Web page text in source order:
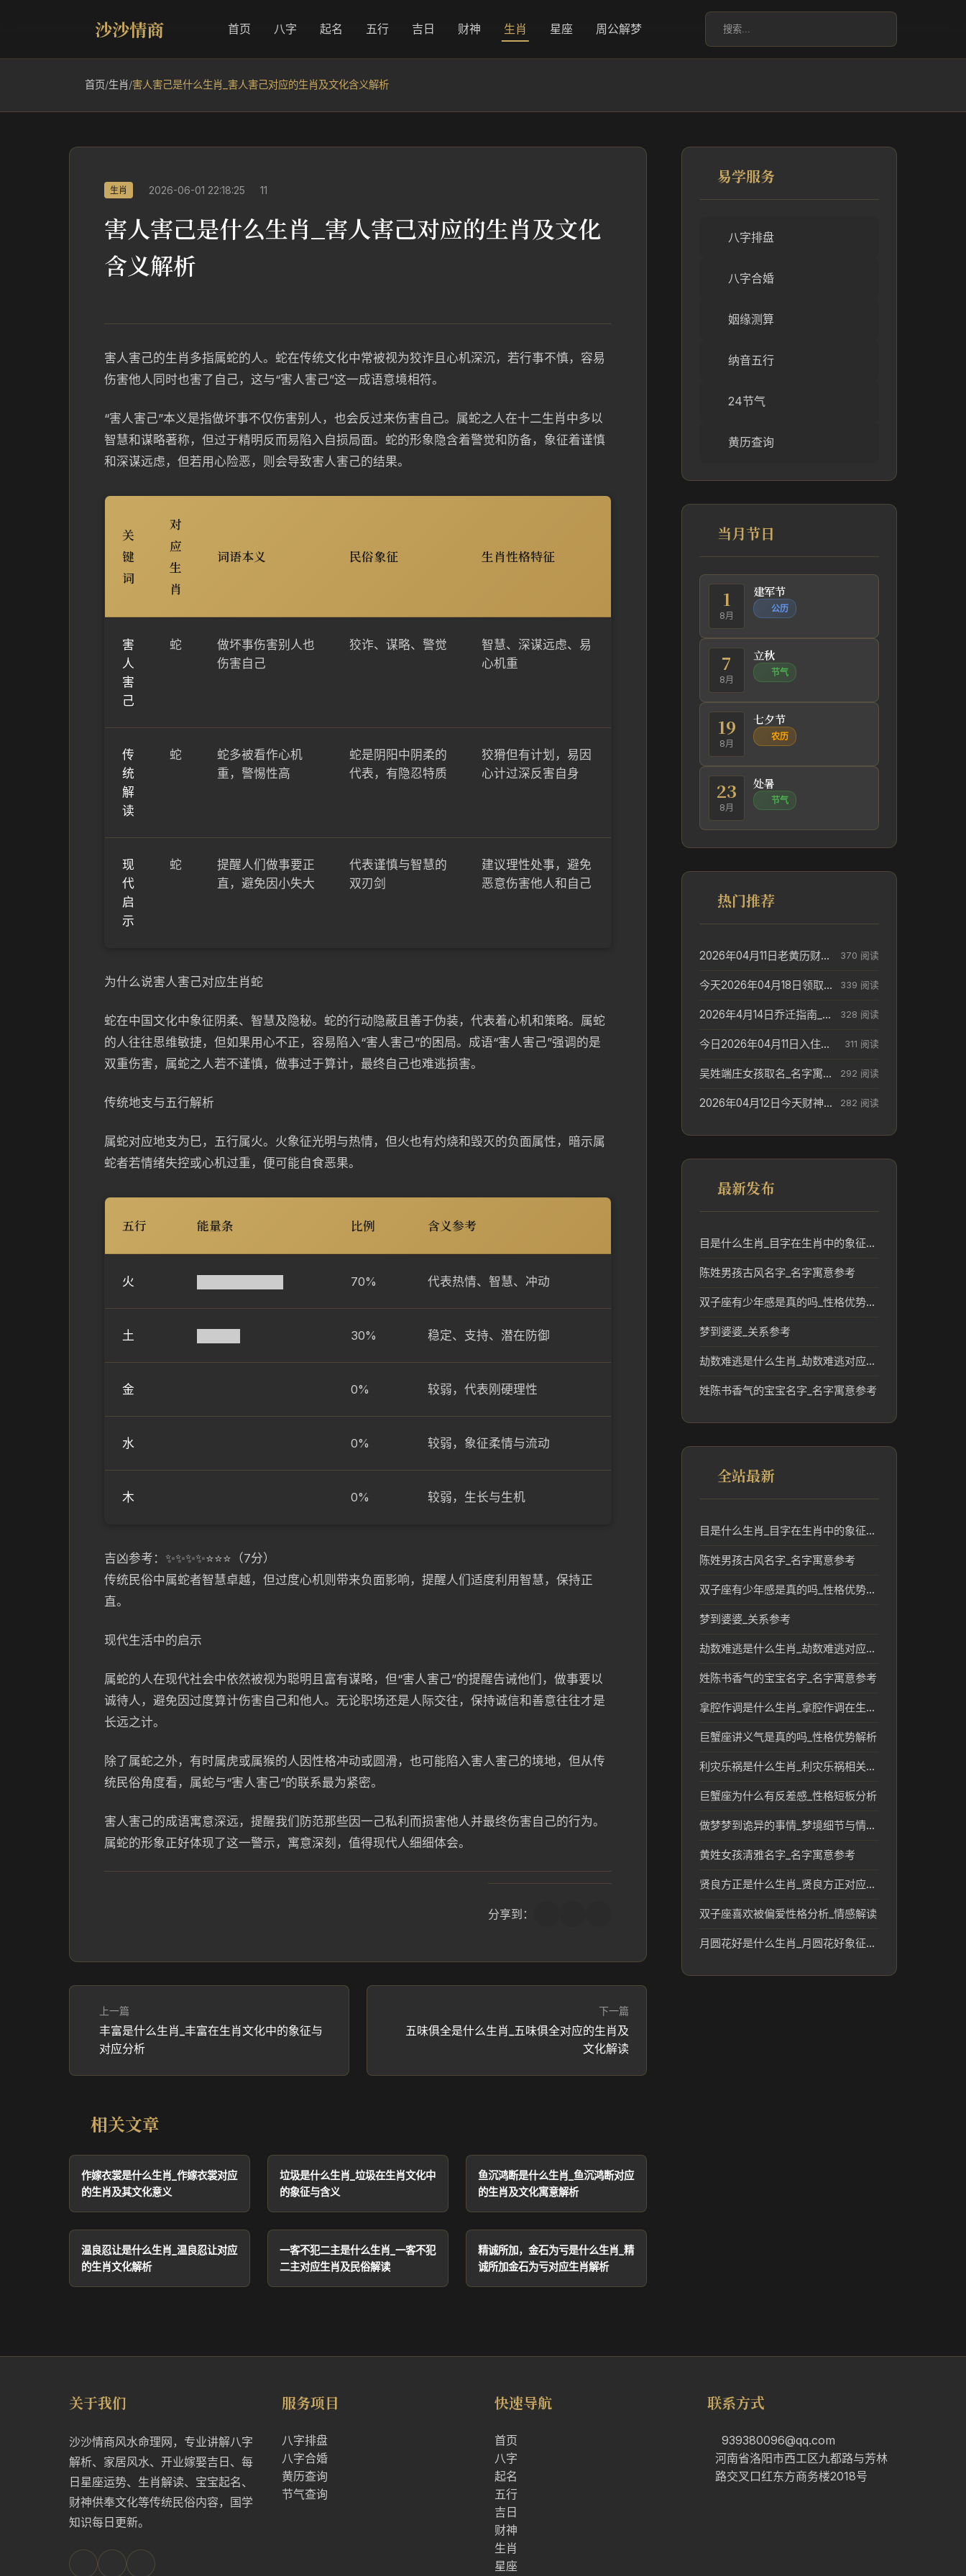
沙沙情商 首页 八字 起名 五行 吉日 财神 生肖 星座 周公解梦
首页/生肖/害人害己是什么生肖_害人害己对应的生肖及文化含义解析
生肖 2026-06-01 22:18:25 11
害人害己是什么生肖_害人害己对应的生肖及文化
含义解析
害人害己的生肖多指属蛇的人。蛇在传统文化中常被视为狡诈且心机深沉，若行事不慎，容易
伤害他人同时也害了自己，这与“害人害己”这一成语意境相符。
“害人害己”本义是指做坏事不仅伤害别人，也会反过来伤害自己。属蛇之人在十二生肖中多以
智慧和谋略著称，但过于精明反而易陷入自损局面。蛇的形象隐含着警觉和防备，象征着谨慎
和深谋远虑，但若用心险恶，则会导致害人害己的结果。
关
键
词
对
应
生
肖
词语本义 民俗象征 生肖性格特征
害
人
害
己
蛇
做坏事伤害别人也
伤害自己
狡诈、谋略、警觉
智慧、深谋远虑、易
心机重
传
统
解
读
蛇
蛇多被看作心机
重，警惕性高
蛇是阴阳中阴柔的
代表，有隐忍特质
狡猾但有计划，易因
心计过深反害自身
现
代
启
示
蛇
提醒人们做事要正
直，避免因小失大
代表谨慎与智慧的
双刃剑
建议理性处事，避免
恶意伤害他人和自己
为什么说害人害己对应生肖蛇
蛇在中国文化中象征阴柔、智慧及隐秘。蛇的行动隐蔽且善于伪装，代表着心机和策略。属蛇
的人往往思维敏捷，但如果用心不正，容易陷入“害人害己”的困局。成语“害人害己”强调的是
双重伤害，属蛇之人若不谨慎，做事过于算计，最终自己也难逃损害。
传统地支与五行解析
属蛇对应地支为巳，五行属火。火象征光明与热情，但火也有灼烧和毁灭的负面属性，暗示属
蛇者若情绪失控或心机过重，便可能自食恶果。
五行 能量条 比例 含义参考
火 70% 代表热情、智慧、冲动
土 30% 稳定、支持、潜在防御
金 0% 较弱，代表刚硬理性
水 0% 较弱，象征柔情与流动
木 0% 较弱，生长与生机
吉凶参考：✨✨✨✨⭐⭐⭐（7分）
传统民俗中属蛇者智慧卓越，但过度心机则带来负面影响，提醒人们适度利用智慧，保持正
直。
现代生活中的启示
属蛇的人在现代社会中依然被视为聪明且富有谋略，但“害人害己”的提醒告诫他们，做事要以
诚待人，避免因过度算计伤害自己和他人。无论职场还是人际交往，保持诚信和善意往往才是
长远之计。
除了属蛇之外，有时属虎或属猴的人因性格冲动或圆滑，也可能陷入害人害己的境地，但从传
统民俗角度看，属蛇与“害人害己”的联系最为紧密。
害人害己的成语寓意深远，提醒我们防范那些因一己私利而损害他人并最终伤害自己的行为。
属蛇的形象正好体现了这一警示，寓意深刻，值得现代人细细体会。
分享到：
上一篇
丰富是什么生肖_丰富在生肖文化中的象征与
对应分析
下一篇
五味俱全是什么生肖_五味俱全对应的生肖及
文化解读
相关文章
作嫁衣裳是什么生肖_作嫁衣裳对应
的生肖及其文化意义
垃圾是什么生肖_垃圾在生肖文化中
的象征与含义
鱼沉鸿断是什么生肖_鱼沉鸿断对应
的生肖及文化寓意解析
温良忍让是什么生肖_温良忍让对应
的生肖文化解析
一客不犯二主是什么生肖_一客不犯
二主对应生肖及民俗解读
精诚所加，金石为亏是什么生肖_精
诚所加金石为亏对应生肖解析
易学服务
八字排盘
八字合婚
姻缘测算
纳音五行
24节气
黄历查询
当月节日
1
8月
建军节
公历
7
8月
立秋
节气
19
8月
七夕节
农历
23
8月
处暑
节气
热门推荐
2026年04月11日老黄历财神方位_财神方位与供奉讲究 370 阅读
今天2026年04月18日领取结婚证老黄历不适合吗_领证日期参考 339 阅读
2026年4月14日乔迁指南_搬家择日参考 328 阅读
今日2026年04月11日入住新居老黄历不适宜吗_搬家择日参考 311 阅读
吴姓端庄女孩取名_名字寓意参考 292 阅读
2026年04月12日今天财神在哪个吉位_财神方位参考 282 阅读
最新发布
目是什么生肖_目字在生肖中的象征与文化解析
陈姓男孩古风名字_名字寓意参考
双子座有少年感是真的吗_性格优势解析
梦到婆婆_关系参考
劫数难逃是什么生肖_劫数难逃对应的生肖及传统含义解析
姓陈书香气的宝宝名字_名字寓意参考
全站最新
目是什么生肖_目字在生肖中的象征与文化解析
陈姓男孩古风名字_名字寓意参考
双子座有少年感是真的吗_性格优势解析
梦到婆婆_关系参考
劫数难逃是什么生肖_劫数难逃对应的生肖及传统含义解析
姓陈书香气的宝宝名字_名字寓意参考
拿腔作调是什么生肖_拿腔作调在生肖文化中的象征意义
巨蟹座讲义气是真的吗_性格优势解析
利灾乐祸是什么生肖_利灾乐祸相关生肖及文化含义解析
巨蟹座为什么有反差感_性格短板分析
做梦梦到诡异的事情_梦境细节与情绪参考
黄姓女孩清雅名字_名字寓意参考
贤良方正是什么生肖_贤良方正对应的生肖及文化含义解析
双子座喜欢被偏爱性格分析_情感解读
月圆花好是什么生肖_月圆花好象征的生肖含义解析
关于我们
沙沙情商风水命理网，专业讲解八字
解析、家居风水、开业嫁娶吉日、每
日星座运势、生肖解读、宝宝起名、
财神供奉文化等传统民俗内容，国学
知识每日更新。
服务项目
八字排盘
八字合婚
黄历查询
节气查询
快速导航
首页
八字
起名
五行
吉日
财神
生肖
星座
联系方式
939380096@qq.com
河南省洛阳市西工区九都路与芳林
路交叉口红东方商务楼2018号